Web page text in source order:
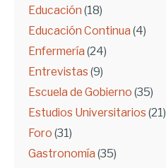
Educación (18)
Educación Continua (4)
Enfermería (24)
Entrevistas (9)
Escuela de Gobierno (35)
Estudios Universitarios (21)
Foro (31)
Gastronomía (35)